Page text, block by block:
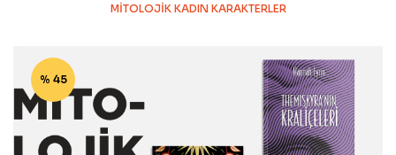
MITOLOJIK KADIN KARAKTERLER
% 45